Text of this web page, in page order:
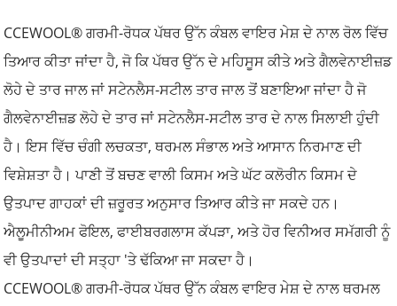
CCEWOOL® ਗਰਮੀ-ਰੋਧਕ ਪੱਥਰ ਉੱਨ ਕੰਬਲ ਵਾਇਰ ਮੇਸ਼ ਦੇ ਨਾਲ ਰੋਲ ਵਿੱਚ
ਤਿਆਰ ਕੀਤਾ ਜਾਂਦਾ ਹੈ, ਜੋ ਕਿ ਪੱਥਰ ਉੱਨ ਦੇ ਮਹਿਸੂਸ ਕੀਤੇ ਅਤੇ ਗੈਲਵੇਨਾਈਜ਼ਡ
ਲੋਹੇ ਦੇ ਤਾਰ ਜਾਲ ਜਾਂ ਸਟੇਨਲੈਸ-ਸਟੀਲ ਤਾਰ ਜਾਲ ਤੋਂ ਬਣਾਇਆ ਜਾਂਦਾ ਹੈ ਜੋ
ਗੈਲਵੇਨਾਈਜ਼ਡ ਲੋਹੇ ਦੇ ਤਾਰ ਜਾਂ ਸਟੇਨਲੈਸ-ਸਟੀਲ ਤਾਰ ਦੇ ਨਾਲ ਸਿਲਾਈ ਹੁੰਦੀ
ਹੈ। ਇਸ ਵਿੱਚ ਚੰਗੀ ਲਚਕਤਾ, ਥਰਮਲ ਸੰਭਾਲ ਅਤੇ ਆਸਾਨ ਨਿਰਮਾਣ ਦੀ
ਵਿਸ਼ੇਸ਼ਤਾ ਹੈ। ਪਾਣੀ ਤੋਂ ਬਚਣ ਵਾਲੀ ਕਿਸਮ ਅਤੇ ਘੱਟ ਕਲੋਰੀਨ ਕਿਸਮ ਦੇ
ਉਤਪਾਦ ਗਾਹਕਾਂ ਦੀ ਜ਼ਰੂਰਤ ਅਨੁਸਾਰ ਤਿਆਰ ਕੀਤੇ ਜਾ ਸਕਦੇ ਹਨ।
ਐਲੂਮੀਨੀਅਮ ਫੋਇਲ, ਫਾਈਬਰਗਲਾਸ ਕੱਪੜਾ, ਅਤੇ ਹੋਰ ਵਿਨੀਅਰ ਸਮੱਗਰੀ ਨੂੰ
ਵੀ ਉਤਪਾਦਾਂ ਦੀ ਸਤ੍ਹਾ 'ਤੇ ਢੱਕਿਆ ਜਾ ਸਕਦਾ ਹੈ।
CCEWOOL® ਗਰਮੀ-ਰੋਧਕ ਪੱਥਰ ਉੱਨ ਕੰਬਲ ਵਾਇਰ ਮੇਸ਼ ਦੇ ਨਾਲ ਥਰਮਲ